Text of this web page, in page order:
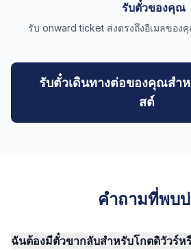
รับตั๋วของคุณ
รับ onward ticket ส่งตรงถึงอีเมลของ
รับตั๋วเดินทางต่อของคุณสำ
สต์
คำถามที่พบ
ฉันต้องมีตั๋วขากลับสำหรับโกตดิวัวร์ห